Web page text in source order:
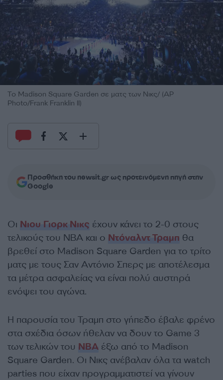
Το Madison Square Garden σε ματς των Νικς/ (AP
Photo/Frank Franklin II)
Προσθήκη του newsit.gr ως προτεινόμενη πηγή στην
Google
Οι Νιου Γιορκ Νικς έχουν κάνει το 2-0 στους
τελικούς του NBA και ο Ντόναλντ Τραμπ θα
βρεθεί στο Madison Square Garden για το τρίτο
ματς με τους Σαν Αντόνιο Σπερς με αποτέλεσμα
τα μέτρα ασφαλείας να είναι πολύ αυστηρά
ενόψει του αγώνα.
Η παρουσία του Τραμπ στο γήπεδο έβαλε φρένο
στα σχέδια όσων ήθελαν να δουν το Game 3
των τελικών του NBA έξω από το Madison
Square Garden. Οι Νικς ανέβαλαν όλα τα watch
parties που είχαν προγραμματιστεί να γίνουν